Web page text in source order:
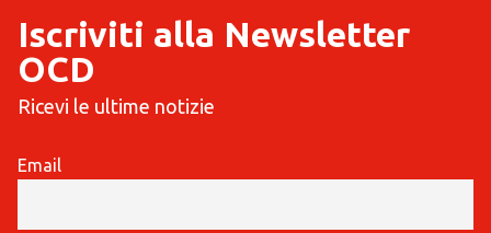
Iscriviti alla Newsletter
OCD
Ricevi le ultime notizie
Email